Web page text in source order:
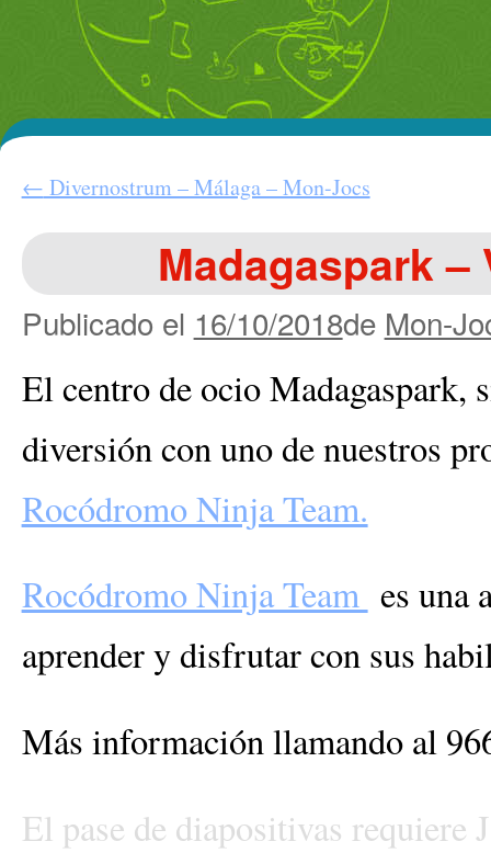
← Divernostrum – Málaga – Mon-Jocs
Madagaspark
Publicado el 16/10/2018de Mon-
El centro de ocio Madagaspark,
diversión con uno de nuestros
Rocódromo Ninja Team.
Rocódromo Ninja Team es una
aprender y disfrutar con sus
Más información llamando al
El pase de diapositivas requiere